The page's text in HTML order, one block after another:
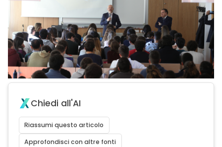
Chiedi all'AI
Riassumi questo articolo
Approfondisci con altre fonti